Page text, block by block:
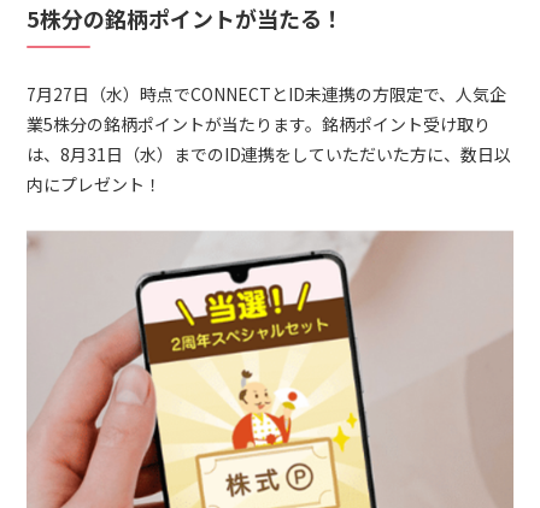
5株分の銘柄ポイントが当たる！
7月27日（水）時点でCONNECTとID未連携の方限定で、人気企
業5株分の銘柄ポイントが当たります。銘柄ポイント受け取り
は、8月31日（水）までのID連携をしていただいた方に、数日以
内にプレゼント！